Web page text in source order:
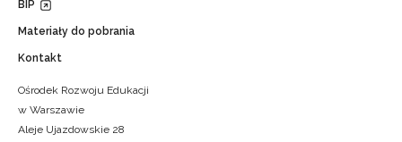
BIP
Materiały do pobrania
Kontakt
Ośrodek Rozwoju Edukacji
w Warszawie
Aleje Ujazdowskie 28